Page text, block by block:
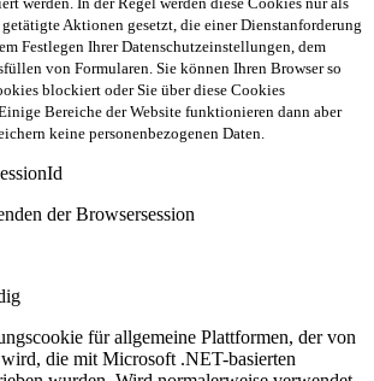
Aktionen gesetzt, die einer Dienstanforderung
Festlegen Ihrer Datenschutzeinstellungen, dem
von Formularen. Sie können Ihren Browser so
blockiert oder Sie über diese Cookies
Bereiche der Website funktionieren dann aber
keine personenbezogenen Daten.
der Browsersession
für allgemeine Plattformen, der von
die mit Microsoft .NET-basierten